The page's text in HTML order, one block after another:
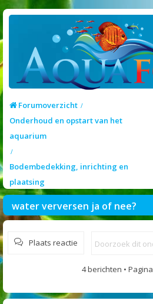
Forumoverzicht
Onderhoud en opstart van het
aquarium
Bodembedekking, inrichting en
plaatsing
water verversen ja of nee?
Plaats reactie
4 berichten • Pagina